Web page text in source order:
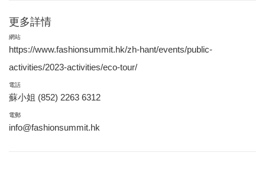
更多詳情
網站
https://www.fashionsummit.hk/zh-hant/events/public-
activities/2023-activities/eco-tour/
電話
蘇小姐 (852) 2263 6312
電郵
info@fashionsummit.hk